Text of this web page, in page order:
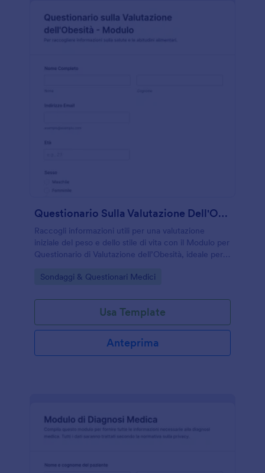
Questionario Sulla Valutazione Dell'Obesità Modulo
Raccogli informazioni utili per una valutazione
iniziale del peso e dello stile di vita con il Modulo per
Questionario di Valutazione dell’Obesità, ideale per
programmi di prevenzione.
Go to Category:
Sondaggi & Questionari Medici
Usa Template
Anteprima